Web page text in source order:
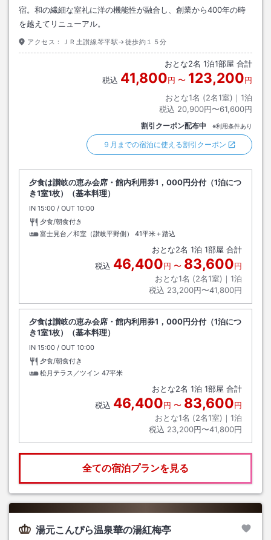
宿。和の繊細な室礼に洋の機能性が融合し、創業から400年の時
を越えてリニューアル。
アクセス： ＪＲ土讃線琴平駅→徒歩約１５分
おとな2名 1泊1部屋 合計
税込 41,800円 〜 123,200円
おとな1名 (2名1室)｜ 1泊
税込 20,900円〜61,600円
割引クーポン配布中 ※利用条件あり
９月までの宿泊に使える割引クーポン
夕食は讃岐の恵み会席・館内利用券1，000円分付（1泊につ
き1室1枚）（基本料理）
IN チェックイン
15:00 / OUT チェックアウト
10:00
夕食/朝食付き
富士見台／和室（讃岐平野側）
41平米＋踏込
おとな2名 1泊 1部屋 合計
税込 46,400円 〜 83,600円
おとな1名 (2名1室)｜ 1泊
税込 23,200円〜41,800円
夕食は讃岐の恵み会席・館内利用券1，000円分付（1泊につ
き1室1枚）（基本料理）
IN チェックイン
15:00 / OUT チェックアウト
10:00
夕食/朝食付き
松月テラス／ツイン 47平米
おとな2名 1泊 1部屋 合計
税込 46,400円 〜 83,600円
おとな1名 (2名1室)｜ 1泊
税込 23,200円〜41,800円
全ての宿泊プランを見る
湯元こんぴら温泉華の湯紅梅亭